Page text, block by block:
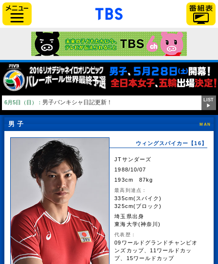
「TBSテレビ」トップページ
6月5日（日）： 男子バンキシャ日記更新！
LIST
▶
男子 MAN
ウィングスパイカー【16】
JTサンダーズ
1988/10/07
193cm 87kg
最高到達点：
335cm(スパイク)
325cm(ブロック)
埼玉県出身
東海大学(神奈川)
代表歴：
09ワールドグランドチャンピオ
ンズカップ、11ワールドカッ
プ、15ワールドカップ